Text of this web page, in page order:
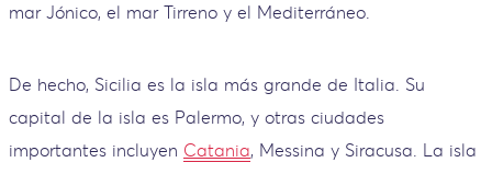
mar Jónico, el mar Tirreno y el Mediterráneo.
De hecho, Sicilia es la isla más grande de Italia. Su
capital de la isla es Palermo, y otras ciudades
importantes incluyen Catania, Messina y Siracusa. La isla